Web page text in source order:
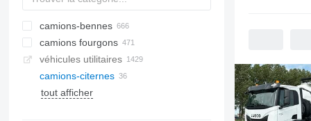
camions-bennes
camions fourgons
véhicules utilitaires
camions-citernes
tout afficher